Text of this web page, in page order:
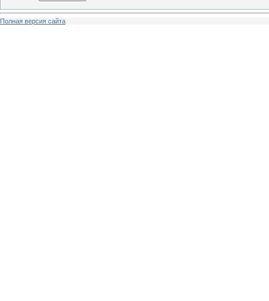
Полная версия сайта